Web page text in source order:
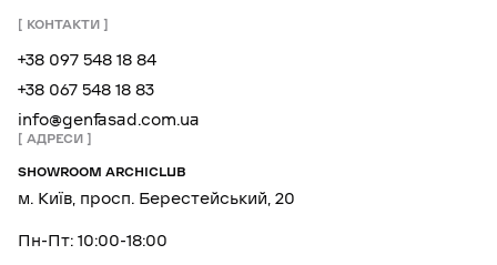
КОНТАКТИ
+38 097 548 18 84
+38 067 548 18 83
info@genfasad.com.ua
АДРЕСИ
SHOWROOM ARCHICLUB
м. Київ, просп. Берестейський, 20
Пн-Пт: 10:00-18:00